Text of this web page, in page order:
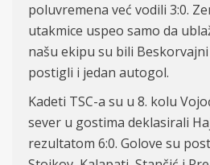
poluvremena već vodili 3:0.
utakmice uspeo samo da ubla
našu ekipu su bili
postigli i jedan autogol.
Kadeti TSC-a su u 8. kolu
sever u gostima deklasirali
rezultatom 6:0. Golove su